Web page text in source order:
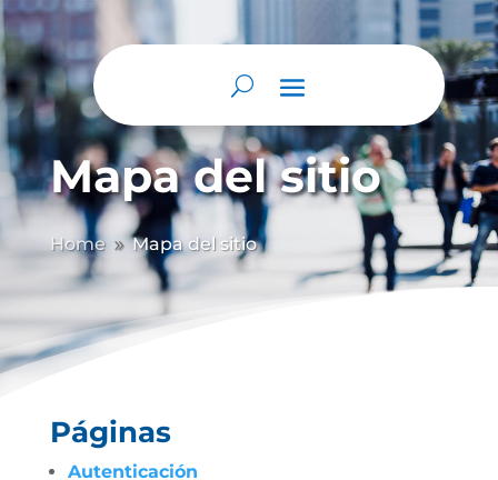
Mapa del sitio
Home 9 Mapa del sitio
Páginas
Autenticación